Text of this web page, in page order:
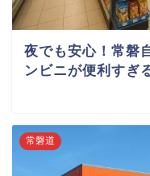
夜でも安心！常磐
ンビニが便利すぎ
常磐道